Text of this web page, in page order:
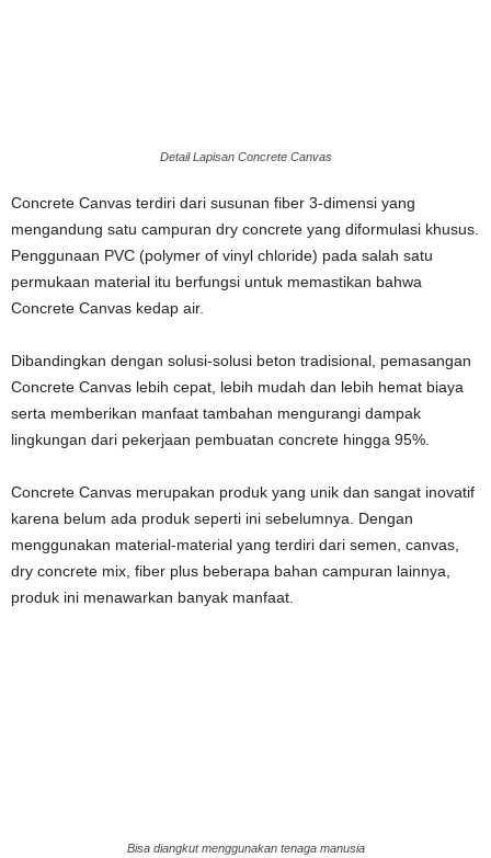
Detail Lapisan Concrete Canvas
Concrete Canvas terdiri dari susunan fiber 3-dimensi yang
mengandung satu campuran dry concrete yang diformulasi khusus.
Penggunaan PVC (polymer of vinyl chloride) pada salah satu
permukaan material itu berfungsi untuk memastikan bahwa
Concrete Canvas kedap air.
Dibandingkan dengan solusi-solusi beton tradisional, pemasangan
Concrete Canvas lebih cepat, lebih mudah dan lebih hemat biaya
serta memberikan manfaat tambahan mengurangi dampak
lingkungan dari pekerjaan pembuatan concrete hingga 95%.
Concrete Canvas merupakan produk yang unik dan sangat inovatif
karena belum ada produk seperti ini sebelumnya. Dengan
menggunakan material-material yang terdiri dari semen, canvas,
dry concrete mix, fiber plus beberapa bahan campuran lainnya,
produk ini menawarkan banyak manfaat.
Bisa diangkut menggunakan tenaga manusia